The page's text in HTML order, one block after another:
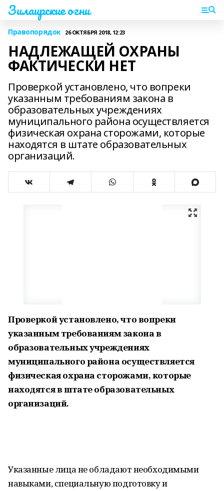
Зилаирские огни
Правопорядок 26 ОКТЯБРЯ 2018, 12:23
НАДЛЕЖАЩЕЙ ОХРАНЫ
ФАКТИЧЕСКИ НЕТ
Проверкой установлено, что вопреки
указанным требованиям закона в
образовательных учреждениях
муниципального района осуществляется
физическая охрана сторожами, которые
находятся в штате образовательных
организаций.
Проверкой установлено, что вопреки
указанным требованиям закона в
образовательных учреждениях
муниципального района осуществляется
физическая охрана сторожами, которые
находятся в штате образовательных
организаций.
Указанные лица не обладают необходимыми
навыками, специальную подготовку и